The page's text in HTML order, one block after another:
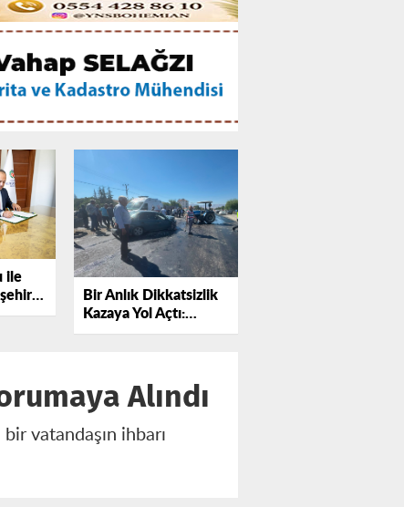
ile
Bir Anlık Dikkatsizlik
Kazaya Yol Açtı:
Otomobil Traktöre
Alındı
vatandaşın ihbarı